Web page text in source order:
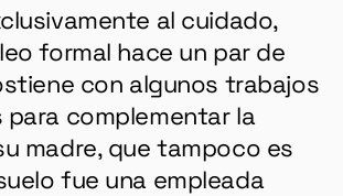
al cuidado,
formal hace un par de
con algunos trabajos
complementar la
madre, que tampoco es
fue una empleada